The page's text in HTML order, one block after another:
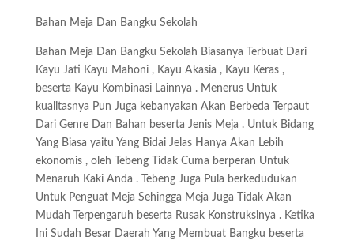
Bahan Meja Dan Bangku Sekolah
Bahan Meja Dan Bangku Sekolah Biasanya Terbuat Dari
Kayu Jati Kayu Mahoni , Kayu Akasia , Kayu Keras ,
beserta Kayu Kombinasi Lainnya . Menerus Untuk
kualitasnya Pun Juga kebanyakan Akan Berbeda Terpaut
Dari Genre Dan Bahan beserta Jenis Meja . Untuk Bidang
Yang Biasa yaitu Yang Bidai Jelas Hanya Akan Lebih
ekonomis , oleh Tebeng Tidak Cuma berperan Untuk
Menaruh Kaki Anda . Tebeng Juga Pula berkedudukan
Untuk Penguat Meja Sehingga Meja Juga Tidak Akan
Mudah Terpengaruh beserta Rusak Konstruksinya . Ketika
Ini Sudah Besar Daerah Yang Membuat Bangku beserta